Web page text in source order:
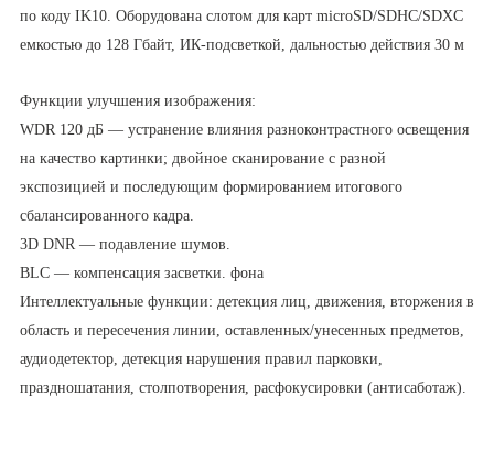
по коду IK10. Оборудована слотом для карт microSD/SDHC/SDXC
емкостью до 128 Гбайт, ИК-подсветкой, дальностью действия 30 м
Функции улучшения изображения:
WDR 120 дБ — устранение влияния разноконтрастного освещения
на качество картинки; двойное сканирование с разной
экспозицией и последующим формированием итогового
сбалансированного кадра.
3D DNR — подавление шумов.
BLC — компенсация засветки. фона
Интеллектуальные функции: детекция лиц, движения, вторжения в
область и пересечения линии, оставленных/унесенных предметов,
аудиодетектор, детекция нарушения правил парковки,
праздношатания, столпотворения, расфокусировки (антисаботаж).